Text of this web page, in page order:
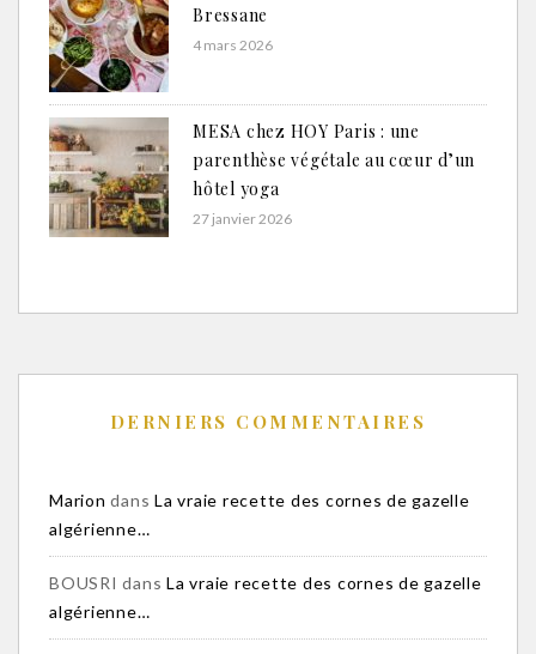
Bressane
4 mars 2026
MESA chez HOY Paris : une
parenthèse végétale au cœur d’un
hôtel yoga
27 janvier 2026
DERNIERS COMMENTAIRES
Marion dans La vraie recette des cornes de gazelle
algérienne…
BOUSRI dans La vraie recette des cornes de gazelle
algérienne…